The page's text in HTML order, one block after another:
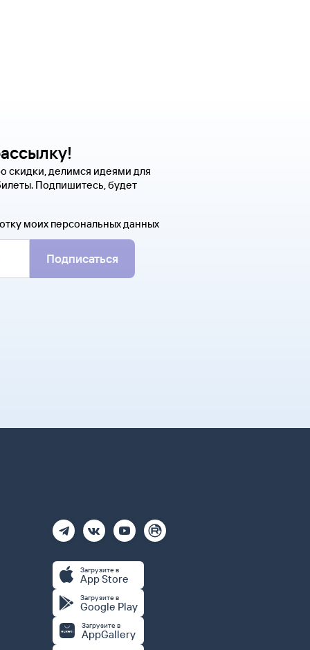
скидки, делимся идеями для
Подпишитесь, будет
моих персональных данных
Подписаться
Загрузите в
App Store
Загрузите в
Google Play
Загрузите в
AppGallery